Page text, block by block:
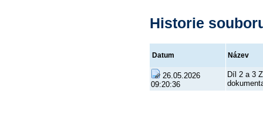
Historie
Datum Název
26.05.2026
09:20:36
Díl 2 a 3